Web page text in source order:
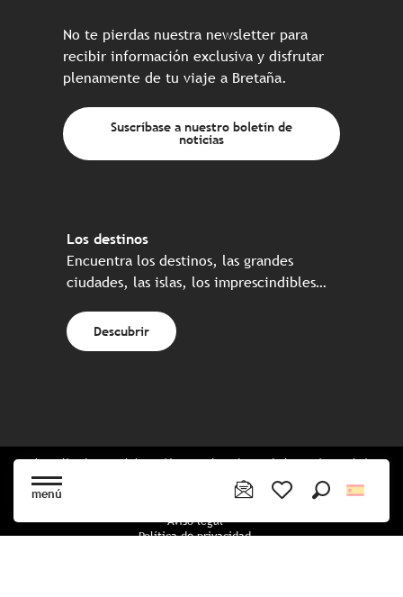
menú
No te pierdas nuestra newsletter para
recibir información exclusiva y disfrutar
plenamente de tu viaje a Bretaña.
Suscríbase a nuestro boletín de
noticias
Los destinos
Encuentra los destinos, las grandes
ciudades, las islas, los imprescindibles…
Descubrir
Web realizada en colaboración con el conjunto de los socios turísticos
Aviso legal
Política de privacidad